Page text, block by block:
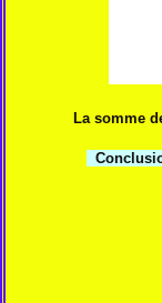
La somme des
On